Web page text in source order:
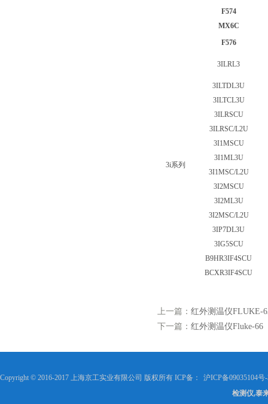
F574
MX6C
F576
3i系列
3ILRL3
3ILTDL3U
3ILTCL3U
3ILRSCU
3ILRSC/L2U
3I1MSCU
3I1ML3U
3I1MSC/L2U
3I2MSCU
3I2ML3U
3I2MSC/L2U
3IP7DL3U
3IG5SCU
B9HR3IF4SCU
BCXR3IF4SCU
上一篇： 红外测温仪FLUKE-
下一篇： 红外测温仪Fluke-66
Copyright © 2016-2017 上海京工实业有限公司 版权所有 ICP备：
沪ICP备09035104号
检测仪,泰